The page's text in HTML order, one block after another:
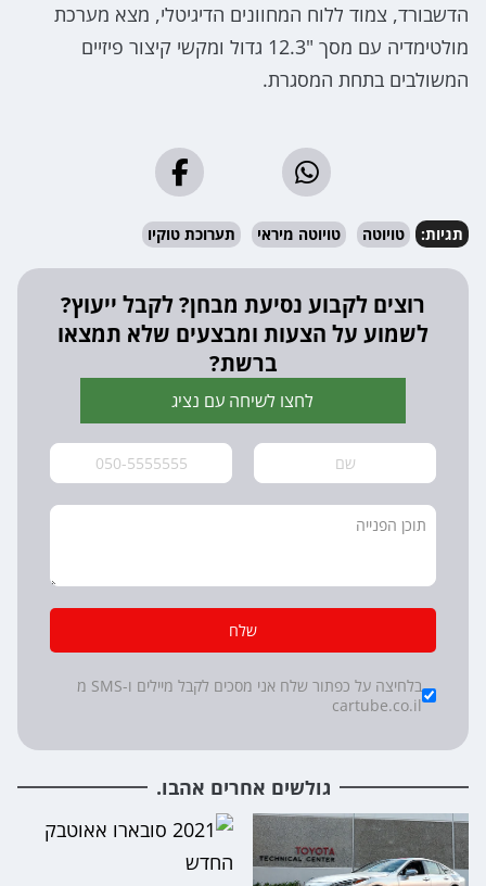
הדשבורד, צמוד ללוח המחוונים הדיגיטלי, מצא מערכת
מולטימדיה עם מסך "12.3 גדול ומקשי קיצור פיזיים
המשולבים בתחת המסגרת.
תגיות: טויוטה טויוטה מיראי תערוכת טוקיו
רוצים לקבוע נסיעת מבחן? לקבל ייעוץ?
לשמוע על הצעות ומבצעים שלא תמצאו
ברשת?
לחצו לשיחה עם נציג
שלח
Checkboxes
*
בלחיצה על כפתור שלח אני מסכים לקבל מיילים ו-SMS מ
cartube.co.il
גולשים אחרים אהבו.